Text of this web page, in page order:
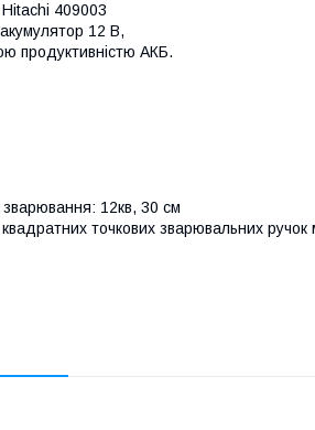
409003
12 В,
продуктивністю АКБ.
зварювання: 12кв, 30 см
точкових зварювальних